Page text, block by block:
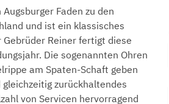
Faden zu den
und ist ein klassisches
Reiner fertigt diese
Die sogenannten Ohren
am Spaten-Schaft geben
zurückhaltendes
von Servicen hervorragend